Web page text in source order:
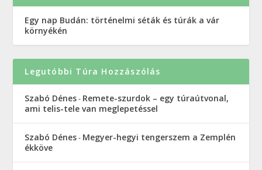
Egy nap Budán: történelmi séták és túrák a vár
környékén
Legutóbbi Túra Hozzászólás
Szabó Dénes- Remete-szurdok – egy túraútvonal,
ami telis-tele van meglepetéssel
Szabó Dénes- Megyer-hegyi tengerszem a Zemplén
ékköve